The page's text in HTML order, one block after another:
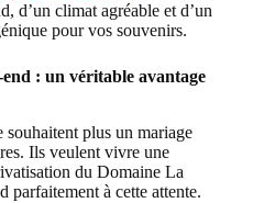
d’un climat agréable et d’un
pour vos souvenirs.
: un véritable avantage
plus un mariage
Ils veulent vivre une
du Domaine La
parfaitement à cette attente.